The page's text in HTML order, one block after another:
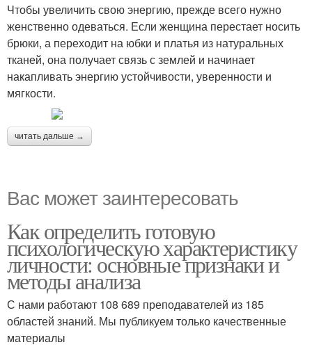
Чтобы увеличить свою энергию, прежде всего нужно
женственно одеваться. Если женщина перестает носить
брюки, а переходит на юбки и платья из натуральных
тканей, она получает связь с землей и начинает
накапливать энергию устойчивости, уверенности и
мягкости.
читать дальше →
Вас может заинтересовать
Как определить готовую
психологическую характеристику
личности: основные признаки и
методы анализа
С нами работают 108 689 преподавателей из 185
областей знаний. Мы публикуем только качественные
материалы